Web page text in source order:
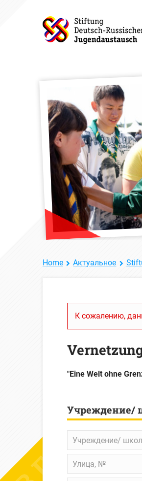
Home Актуальное
К сожалению,
"Eine Welt ohne
Учреждение/
Учреждение/
школа
Улица,
№